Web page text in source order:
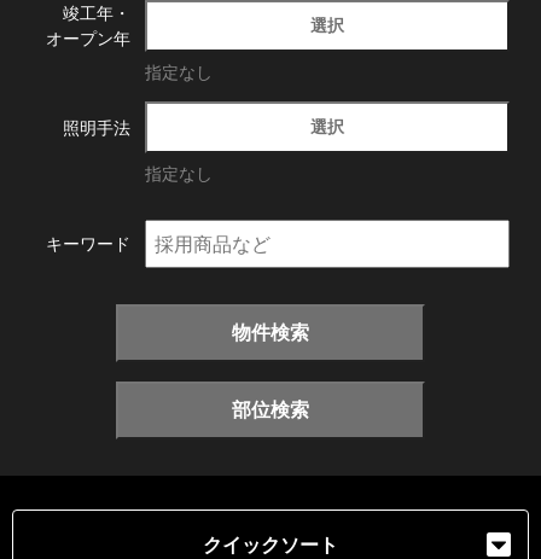
竣工年・
オープン年
選択
指定なし
照明手法 選択
指定なし
キーワード
物件検索
部位検索
クイックソート